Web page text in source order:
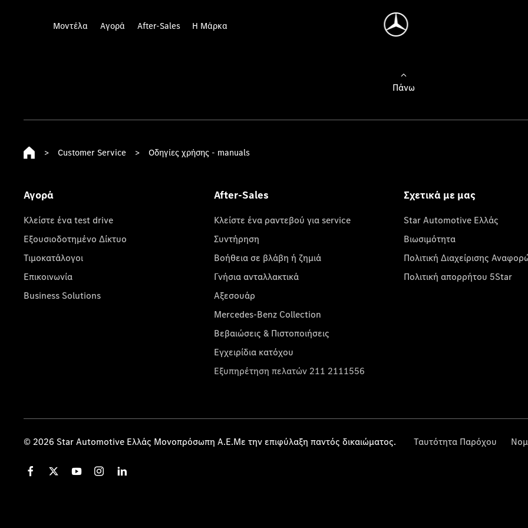
Μοντέλα Αγορά After-Sales Η Μάρκα
Πάνω
> Customer Service > Οδηγίες χρήσης - manuals
Αγορά
Κλείστε ένα test drive
Εξουσιοδοτημένο Δίκτυο
Τιμοκατάλογοι
Επικοινωνία
Business Solutions
After-Sales
Κλείστε ένα ραντεβού για service
Συντήρηση
Βοήθεια σε βλάβη ή ζημιά
Γνήσια ανταλλακτικά
Αξεσουάρ
Mercedes-Benz Collection
Βεβαιώσεις & Πιστοποιήσεις
Εγχειρίδια κατόχου
Εξυπηρέτηση πελατών 211 2111556
Σχετικά με μας
Star Automotive Ελλάς
Βιωσιμότητα
Πολιτική Διαχείρισης
Πολιτική απορρήτου 5Star
© 2026 Star Automotive Ελλάς Μονοπρόσωπη Α.Ε.Με την επιφύλαξη παντός δικαιώματος. Ταυτότητα Παρόχου